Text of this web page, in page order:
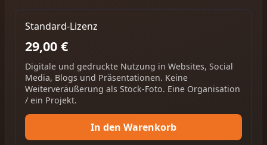
Standard-Lizenz
29,00 €
Digitale und gedruckte Nutzung in Websites, Social
Media, Blogs und Präsentationen. Keine
Weiterveräußerung als Stock-Foto. Eine Organisation
/ ein Projekt.
In den Warenkorb